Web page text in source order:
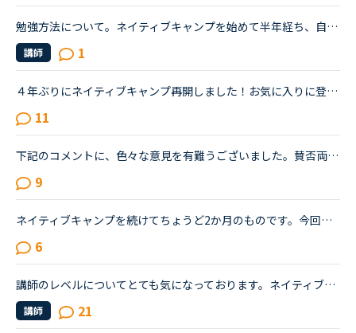
勉強方法について。ネイティブキャンプを始めて半年経ち、自分の話しやすい話題やある程度必要とされる会話は出来るようになりました。日本人講師を含め数人の先生からは君のスキルはgood enough、じゅうぶんコミ...
講師 1
４年ぶりにネイティブキャンプ再開しました！お気に入りに登録していた講師との再会について。前回の履歴を引き継げるため、お気に入り講師の登録も残っていて、まだ講師を続けていらっしゃる方ばかりでうれしく...
11
下記のコメントに、色々な意見を有難うございました。賛否両論があり、気付いた事があります。 私は昨年、１１／１６～トライレッスンを始めたので、今年に入るまで いつでも充分満足するほどレッスンを受けられ...
9
ネイティブキャンプを続けてちょうど2か月のものです。今回久しぶりにTOEICを受けて前回は615点でしたので、ネイティブキャンプを初めて少しは伸びているを期待していたのですが、590点と下がっておりました。や...
6
講師のレベルについてとても気になっております。ネイティブキャンプをはじめて3年です。文法と発音の基礎から始めてきたおかげで、段々と言いたいことを表現でき、先生の話していることもほぼ理解できるようにな...
講師 21